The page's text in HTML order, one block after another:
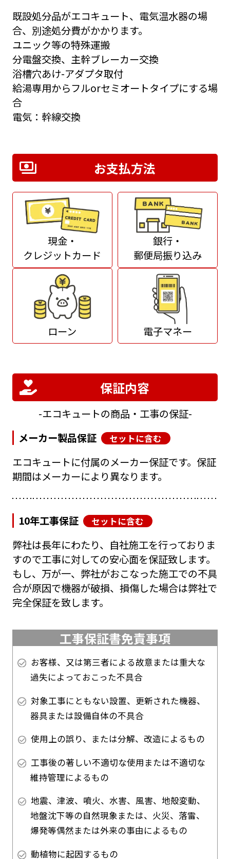
既設処分品がエコキュート、電気温水器の場
合、別途処分費がかかります。
ユニック等の特殊運搬
分電盤交換、主幹ブレーカー交換
浴槽穴あけ-アダプタ取付
給湯専用からフルorセミオートタイプにする場
合
電気：幹線交換
お支払方法
現金・
クレジットカード
銀行・
郵便局振り込み
ローン 電子マネー
保証内容
エコキュートの商品・工事の保証
メーカー製品保証
セットに含む
エコキュートに付属のメーカー保証です。保証
期間はメーカーにより異なります。
10年工事保証 セットに含む
弊社は長年にわたり、自社施工を行っておりま
すので工事に対しての安心面を保証致します。
もし、万が一、弊社がおこなった施工での不具
合が原因で機器が破損、損傷した場合は弊社で
完全保証を致します。
工事保証書免責事項
お客様、又は第三者による故意または重大な
過失によっておこった不具合
対象工事にともない設置、更新された機器、
器具または設備自体の不具合
使用上の誤り、または分解、改造によるもの
工事後の著しい不適切な使用または不適切な
維持管理によるもの
地震、津波、噴火、水害、風害、地殻変動、
地盤沈下等の自然現象または、火災、落雷、
爆発等偶然または外来の事由によるもの
動植物に起因するもの